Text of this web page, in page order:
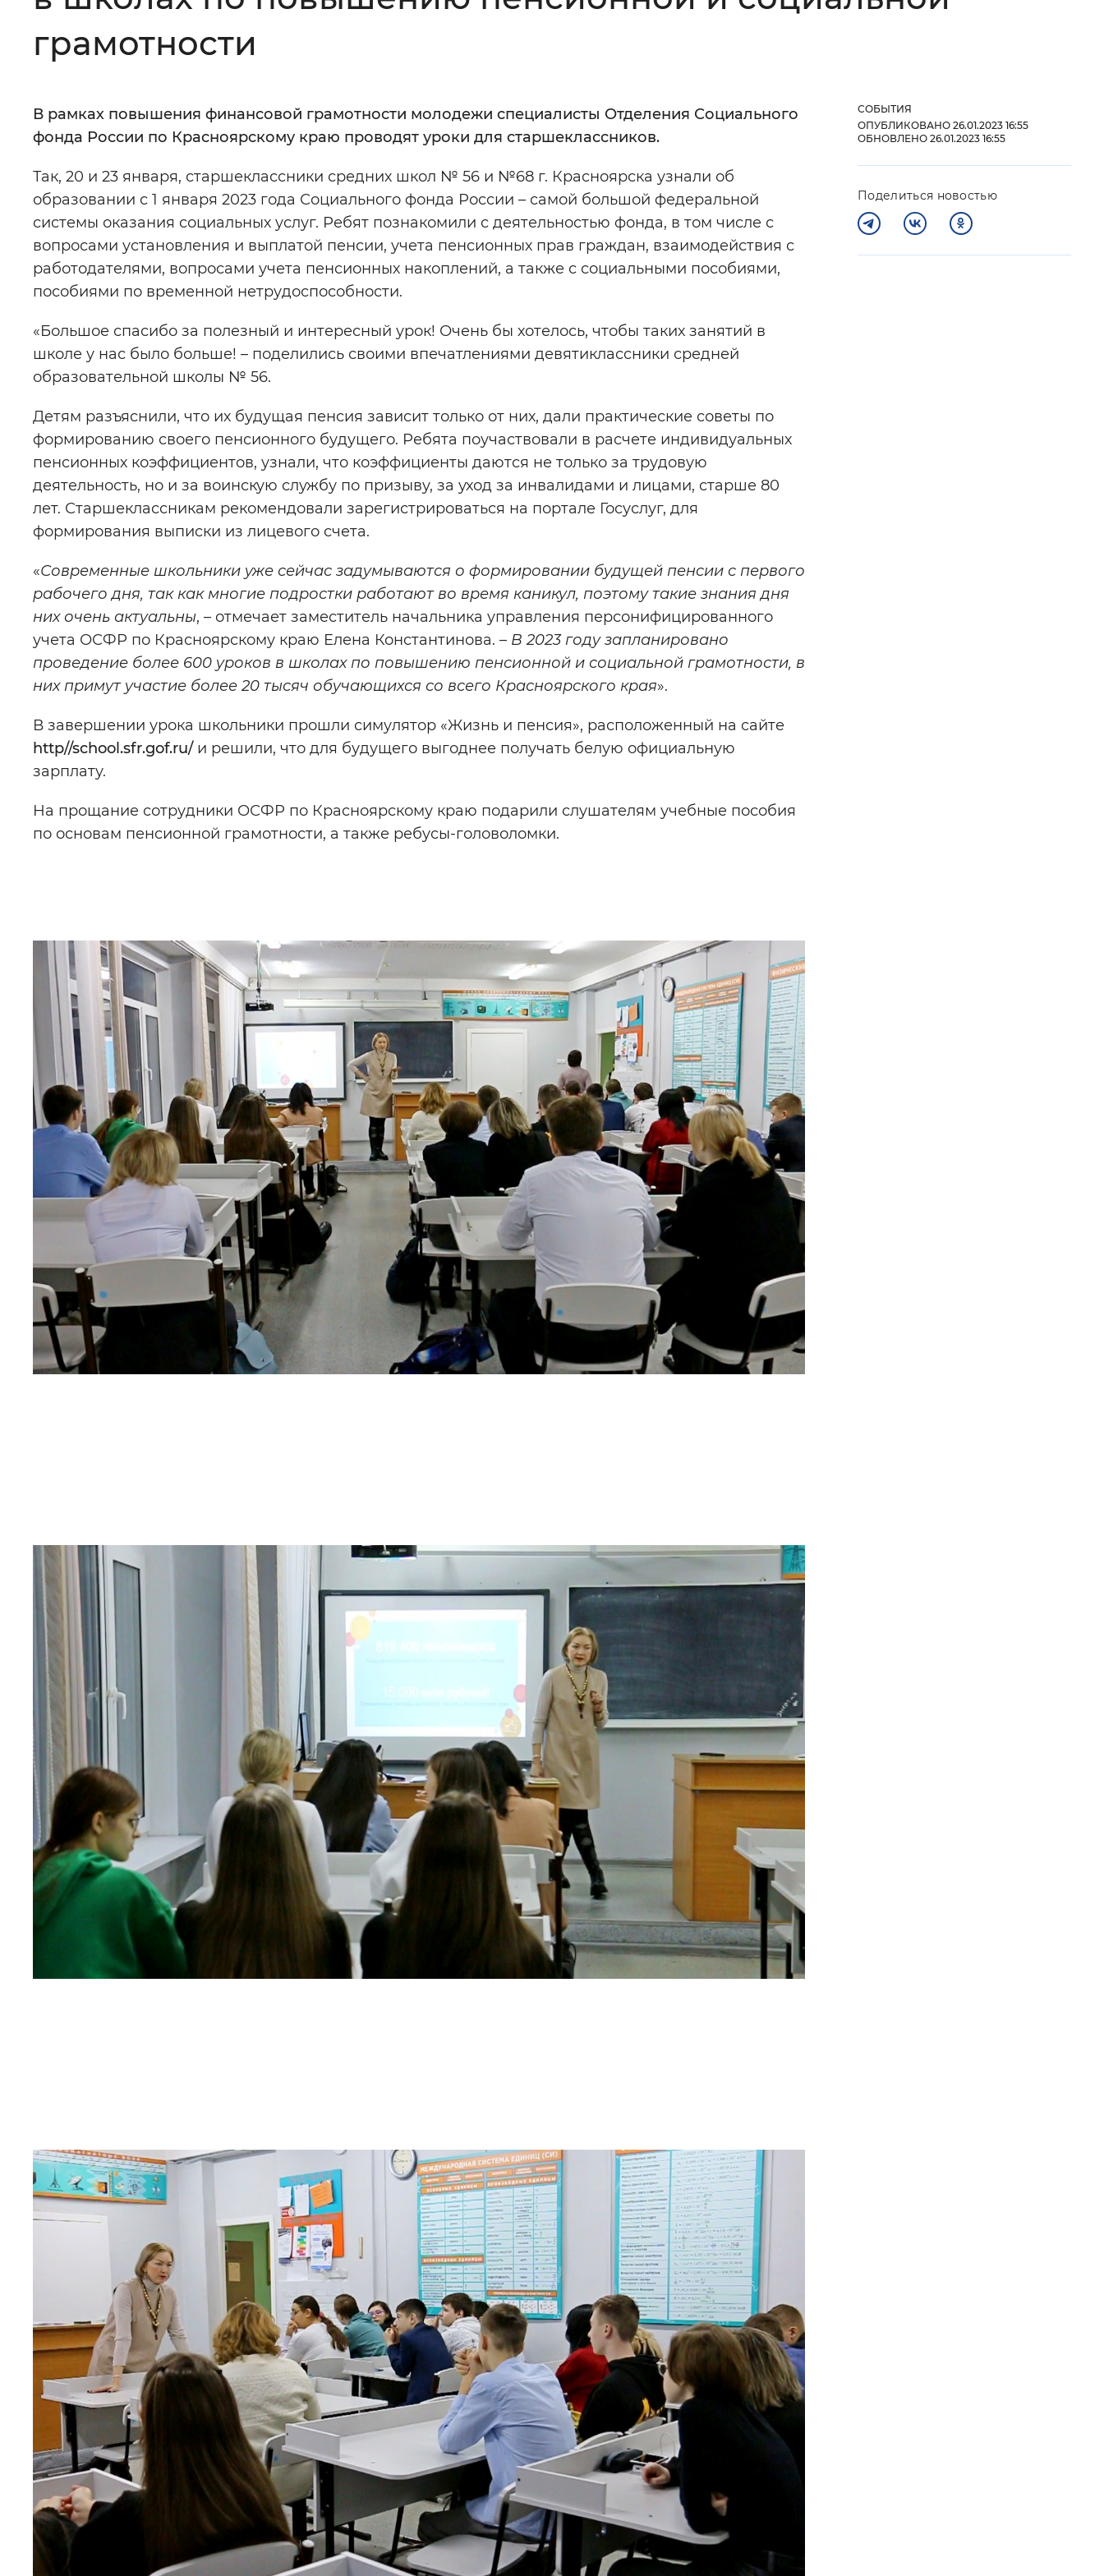
Вернуть стандартные настройки Закрыть
грамотности
В рамках повышения финансовой грамотности молодежи специалисты Отделения Социального
фонда России по Красноярскому краю проводят уроки для старшеклассников.
Так, 20 и 23 января, старшеклассники средних школ № 56 и №68 г. Красноярска узнали об
образовании с 1 января 2023 года Социального фонда России – самой большой федеральной
системы оказания социальных услуг. Ребят познакомили с деятельностью фонда, в том числе с
вопросами установления и выплатой пенсии, учета пенсионных прав граждан, взаимодействия с
работодателями, вопросами учета пенсионных накоплений, а также с социальными пособиями,
пособиями по временной нетрудоспособности.
«Большое спасибо за полезный и интересный урок! Очень бы хотелось, чтобы таких занятий в
школе у нас было больше! – поделились своими впечатлениями девятиклассники средней
образовательной школы № 56.
Детям разъяснили, что их будущая пенсия зависит только от них, дали практические советы по
формированию своего пенсионного будущего. Ребята поучаствовали в расчете индивидуальных
пенсионных коэффициентов, узнали, что коэффициенты даются не только за трудовую
деятельность, но и за воинскую службу по призыву, за уход за инвалидами и лицами, старше 80
лет. Старшеклассникам рекомендовали зарегистрироваться на портале Госуслуг, для
формирования выписки из лицевого счета.
«Современные школьники уже сейчас задумываются о формировании будущей пенсии с первого
рабочего дня, так как многие подростки работают во время каникул, поэтому такие знания дня
них очень актуальны, – отмечает заместитель начальника управления персонифицированного
учета ОСФР по Красноярскому краю Елена Константинова. – В 2023 году запланировано
проведение более 600 уроков в школах по повышению пенсионной и социальной грамотности, в
них примут участие более 20 тысяч обучающихся со всего Красноярского края».
В завершении урока школьники прошли симулятор «Жизнь и пенсия», расположенный на сайте
http//school.sfr.gof.ru/и решили, что для будущего выгоднее получать белую официальную
зарплату.
На прощание сотрудники ОСФР по Красноярскому краю подарили слушателям учебные пособия
по основам пенсионной грамотности, а также ребусы-головоломки.
СОБЫТИЯ
ОПУБЛИКОВАНО 26.01.2023 16:55
ОБНОВЛЕНО 26.01.2023 16:55
Поделиться новостью